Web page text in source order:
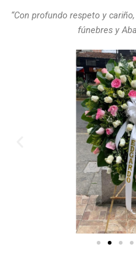
“Con profundo respeto y
fúnebres y